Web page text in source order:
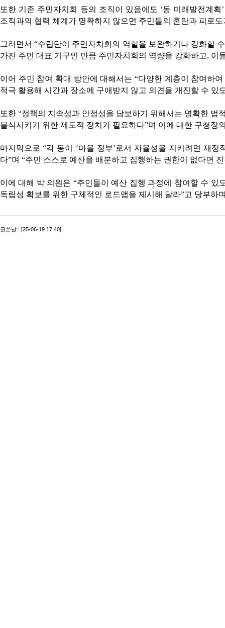
또한 기존 주민자치회 등의 조직이 있음에도 ‘동 미래발전계
조직과의 협력 체계가 명확하지 않으면 주민들의 혼란과 피로
그러면서 “수립단이 주민자치회의 역할을 보완하거나 강화할
가진 주민 대표 기구인 만큼 주민자치회의 역량을 강화하고, 이
이어 주민 참여 확대 방안에 대해서는 “다양한 계층이 참여하
적극 활용해 시간과 장소에 구애받지 않고 의견을 개진할 수 있
또한 “정책의 지속성과 안정성을 담보하기 위해서는 명확한
불식시키기 위한 제도적 장치가 필요하다”며 이에 대한 구청장
마지막으로 “각 동이 ‘마을 정부’로서 자율성을 지키려면 재
다”며 “주민 스스로 예산을 배분하고 집행하는 권한이 없다면
이에 대해 박 의원은 “주민들이 예산 집행 과정에 참여할 수 있
독립성 확보를 위한 구체적인 로드맵을 제시해 달라”고 당부하
글쓴날 : [25-06-19 17:40]